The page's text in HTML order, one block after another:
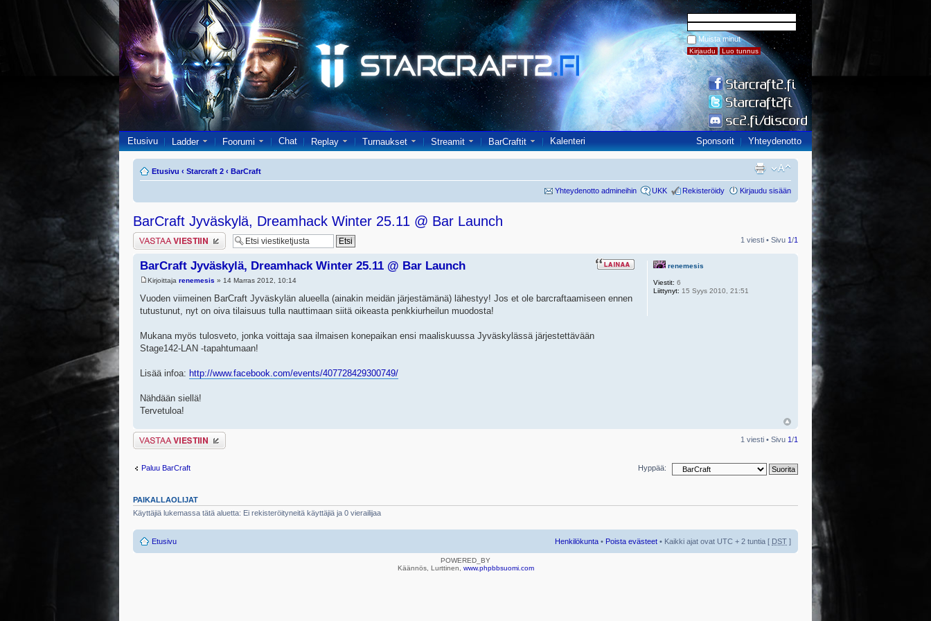
Muista minut
Etusivu Ladder Foorumi Chat Replay Turnaukset Streamit BarCraftit Kalenteri Sponsorit Yhteydenotto
Etusivu ‹ Starcraft 2 ‹ BarCraft
Yhteydenotto admineihin UKK Rekisteröidy Kirjaudu sisään
BarCraft Jyväskylä, Dreamhack Winter 25.11 @ Bar Launch
Lähetä vastaus 1 viesti • Sivu 1/1
BarCraft Jyväskylä, Dreamhack Winter 25.11 @ Bar Launch
Kirjoittaja renemesis » 14 Marras 2012, 10:14
Vuoden viimeinen BarCraft Jyväskylän alueella (ainakin meidän järjestämänä) lähestyy! Jos et ole barcraftaamiseen ennen
tutustunut, nyt on oiva tilaisuus tulla nauttimaan siitä oikeasta penkkiurheilun muodosta!
Mukana myös tulosveto, jonka voittaja saa ilmaisen konepaikan ensi maaliskuussa Jyväskylässä järjestettävään
Stage142-LAN -tapahtumaan!
Lisää infoa: http://www.facebook.com/events/407728429300749/
Nähdään siellä!
Tervetuloa!
renemesis
Viestit: 6
Liittynyt: 15 Syys 2010, 21:51
Lähetä vastaus 1 viesti • Sivu 1/1
Paluu BarCraft Hyppää:
PAIKALLAOLIJAT
Käyttäjiä lukemassa tätä aluetta: Ei rekisteröityneitä käyttäjiä ja 0 vierailijaa
Etusivu Henkilökunta • Poista evästeet • Kaikki ajat ovat UTC + 2 tuntia [ DST ]
POWERED_BY
Käännös, Lurttinen, www.phpbbsuomi.com